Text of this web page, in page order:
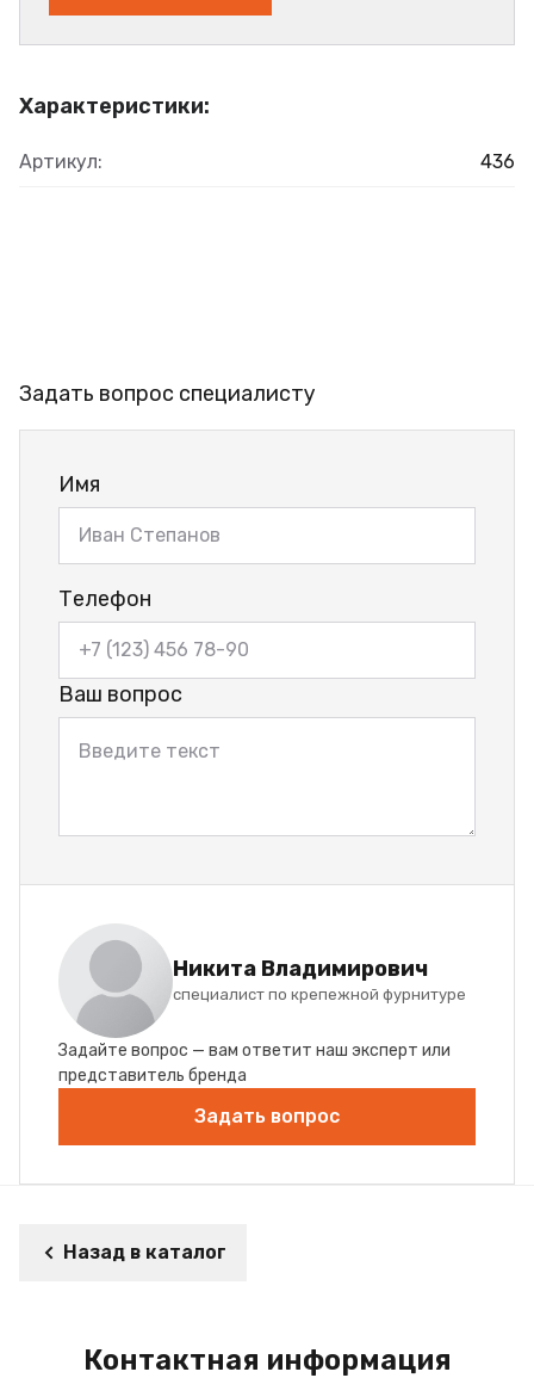
Характеристики:
Артикул: 436
Задать вопрос специалисту
Имя
Телефон
Ваш вопрос
Никита Владимирович
специалист по крепежной фурнитуре
Задайте вопрос — вам ответит наш эксперт или
представитель бренда
Задать вопрос
Назад в каталог
Контактная информация